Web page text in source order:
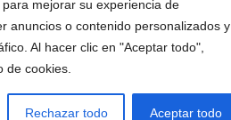
mejorar su experiencia de
anuncios o contenido personalizados y
Al hacer clic en "Aceptar todo",
de cookies.
Rechazar todo Aceptar todo